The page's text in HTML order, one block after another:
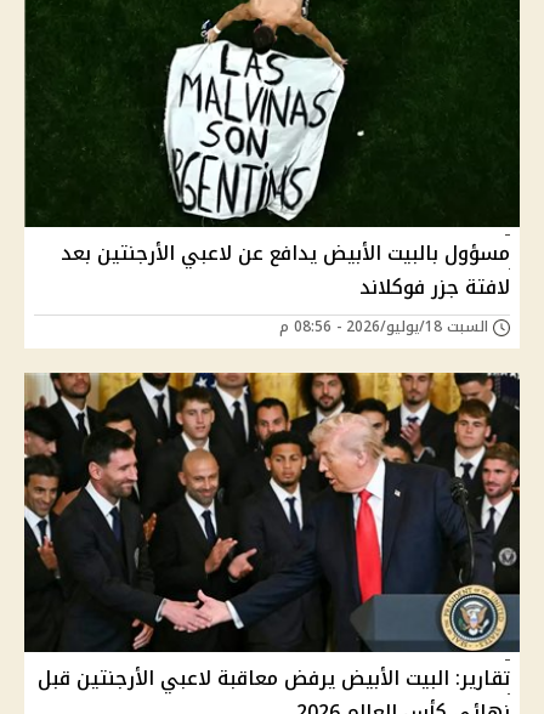
مسؤول بالبيت الأبيض يدافع عن لاعبي الأرجنتين بعد
لافتة جزر فوكلاند
السبت 18/يوليو/2026 - 08:56 م
تقارير: البيت الأبيض يرفض معاقبة لاعبي الأرجنتين قبل